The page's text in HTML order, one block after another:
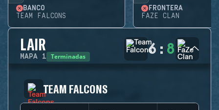
BANCO
TEAM FALCONS
FRONTERA
FAZE CLAN
LAIR
MAPA 1 Terminadas 6 : 8
TEAM FALCONS